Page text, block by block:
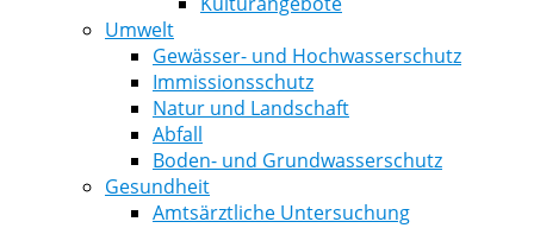
Umwelt
Gewässer- und Hochwasserschutz
Immissionsschutz
Natur und Landschaft
Abfall
Boden- und Grundwasserschutz
Gesundheit
Amtsärztliche Untersuchung